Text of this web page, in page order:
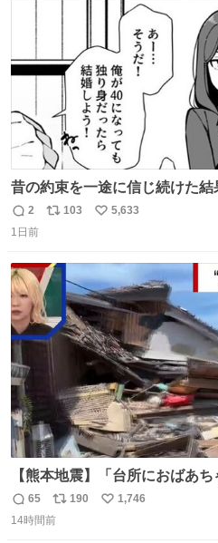
昔の約束を一途に信じ続けた結
返
信
2
リ
ト
数
103
い
数
5,633
1日前
【熊本地震】「台所におばあ
孫が救出 地震発生時、台所で夕食の準備をしていた祖母の
「助けて」という声。祖母を背
返
信
65
リ
ポ
190
い
1,746
14時間前